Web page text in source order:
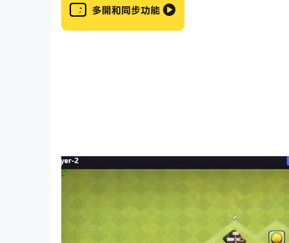
在多個戰場上玩
現實的暗殺任務
經典詳細的戰場
多開和同步功能